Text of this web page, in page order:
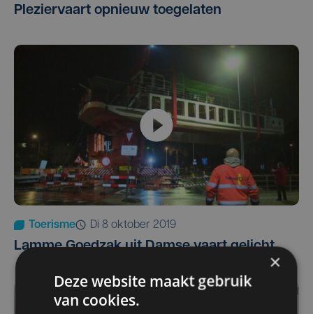
Pleziervaart opnieuw toegelaten
Toerisme di 8 oktober 2019
Lamme Goedzak uit Damse vaart gelicht
×
Deze website maakt gebruik
van cookies.